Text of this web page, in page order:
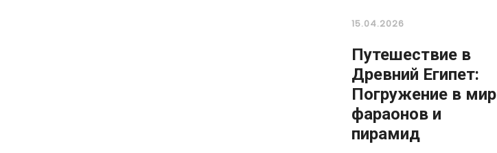
15.04.2026
Путешествие в
Древний Египет:
Погружение в мир
фараонов и
пирамид